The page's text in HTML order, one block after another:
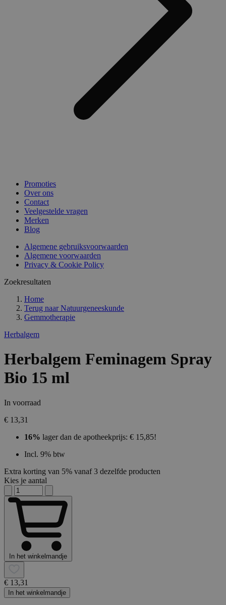
Promoties
Over ons
Contact
Veelgestelde vragen
Merken
Blog
Algemene gebruiksvoorwaarden
Algemene voorwaarden
Privacy & Cookie Policy
Zoekresultaten
Home
Terug naar Natuurgeneeskunde
Gemmotherapie
Herbalgem
Herbalgem Feminagem Spray
Bio 15 ml
In voorraad
€ 13,31
16% lager dan de apotheekprijs: € 15,85!
Incl. 9% btw
Extra korting van 5% vanaf 3 dezelfde producten
Kies je aantal
In het winkelmandje
€ 13,31
In het winkelmandje